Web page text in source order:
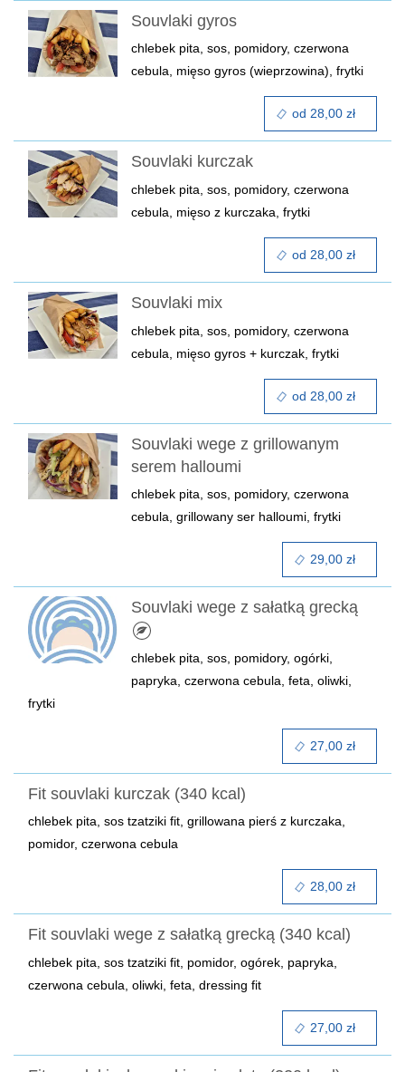
Souvlaki gyros
chlebek pita, sos, pomidory, czerwona
cebula, mięso gyros (wieprzowina), frytki
Souvlaki kurczak
chlebek pita, sos, pomidory, czerwona
cebula, mięso z kurczaka, frytki
Souvlaki mix
chlebek pita, sos, pomidory, czerwona
cebula, mięso gyros + kurczak, frytki
Souvlaki wege z grillowanym
serem halloumi
chlebek pita, sos, pomidory, czerwona
cebula, grillowany ser halloumi, frytki
Souvlaki wege z sałatką grecką
chlebek pita, sos, pomidory, ogórki,
papryka, czerwona cebula, feta, oliwki,
frytki
Fit souvlaki kurczak (340 kcal)
chlebek pita, sos tzatziki fit, grillowana pierś z kurczaka,
pomidor, czerwona cebula
Fit souvlaki wege z sałatką grecką (340 kcal)
chlebek pita, sos tzatziki fit, pomidor, ogórek, papryka,
czerwona cebula, oliwki, feta, dressing fit